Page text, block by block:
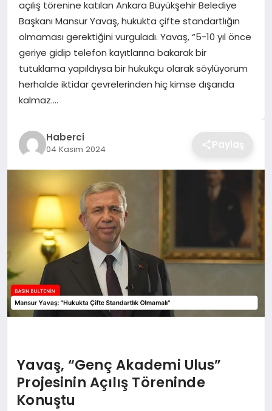
TEKNOLOJI
YAŞAM
GÜNDEM
açılış törenine katılan Ankara Büyükşehir Belediye
Başkanı Mansur Yavaş, hukukta çifte standartlığın
olmaması gerektiğini vurguladı. Yavaş, “5-10 yıl önce
geriye gidip telefon kayıtlarına bakarak bir
tutuklama yapıldıysa bir hukukçu olarak söylüyorum
herhalde iktidar çevrelerinden hiç kimse dışarıda
kalmaz….
Haberci
04 Kasım 2024 Paylaş
Yavaş, “Genç Akademi Ulus”
Projesinin Açılış Töreninde
Konuştu